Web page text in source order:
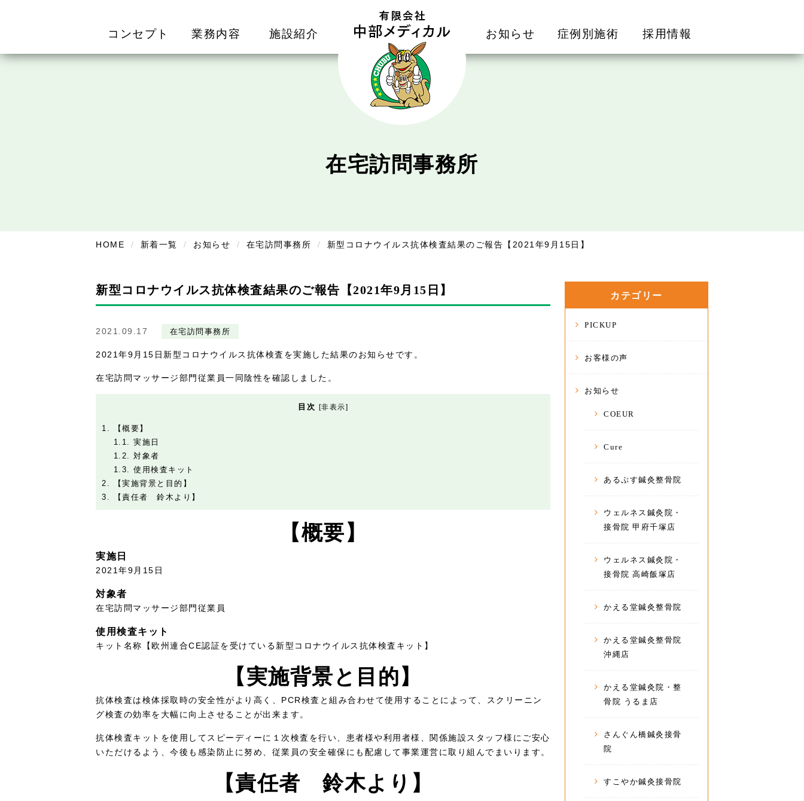
コンセプト 業務内容 施設紹介 お知らせ 症例別施術 採用情報
在宅訪問事務所
HOME 新着一覧 お知らせ 在宅訪問事務所 新型コロナウイルス抗体検査結果のご報告【2021年9月15日】
新型コロナウイルス抗体検査結果のご報告【2021年9月15日】
2021.09.17 在宅訪問事務所
2021年9月15日新型コロナウイルス抗体検査を実施した結果のお知らせです。
在宅訪問マッサージ部門従業員一同陰性を確認しました。
目次 [非表示]
1.
【概要】
1.1. 実施日
1.2. 対象者
1.3. 使用検査キット
2.
【実施背景と目的】
3.
【責任者 鈴木より】
【概要】
実施日
2021年9月15日
対象者
在宅訪問マッサージ部門従業員
使用検査キット
キット名称【欧州連合CE認証を受けている新型コロナウイルス抗体検査キット】
【実施背景と目的】
抗体検査は検体採取時の安全性がより高く、PCR検査と組み合わせて使用することによって、スクリーニン
グ検査の効率を大幅に向上させることが出来ます。
抗体検査キットを使用してスピーディーに１次検査を行い、患者様や利用者様、関係施設スタッフ様にご安心
いただけるよう、今後も感染防止に努め、従業員の安全確保にも配慮して事業運営に取り組んでまいります。
【責任者 鈴木より】
カテゴリー
PICKUP
お客様の声
お知らせ
COEUR
Cure
あるぷす鍼灸整骨院
ウェルネス鍼灸院・
接骨院 甲府千塚店
ウェルネス鍼灸院・
接骨院 高崎飯塚店
かえる堂鍼灸整骨院
かえる堂鍼灸整骨院
沖縄店
かえる堂鍼灸院・整
骨院 うるま店
さんぐん橋鍼灸接骨
院
すこやか鍼灸接骨院